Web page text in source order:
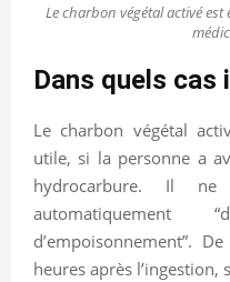
Le charbon végétal activé
Dans quels cas
Le charbon végétal
utile, si la personne a
hydrocarbure. Il
d’empoisonnement”.
heures après